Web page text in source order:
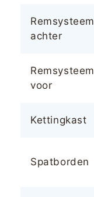
Remsysteem
achter
Remsysteem
voor
Kettingkast
Spatborden